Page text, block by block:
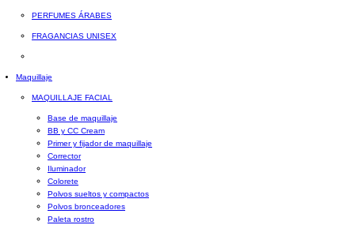
PERFUMES ÁRABES
FRAGANCIAS UNISEX
Maquillaje
MAQUILLAJE FACIAL
Base de maquillaje
BB y CC Cream
Primer y fijador de maquillaje
Corrector
Iluminador
Colorete
Polvos sueltos y compactos
Polvos bronceadores
Paleta rostro